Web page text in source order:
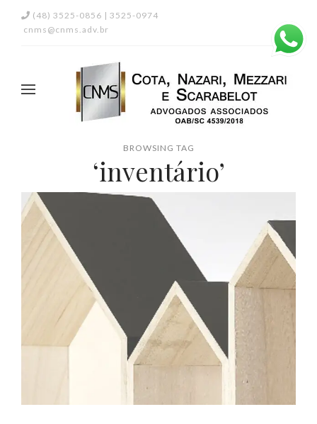
(48) 3525-0856 | 3525-0974
cnms@cnms.adv.br
BROWSING TAG
‘inventário’